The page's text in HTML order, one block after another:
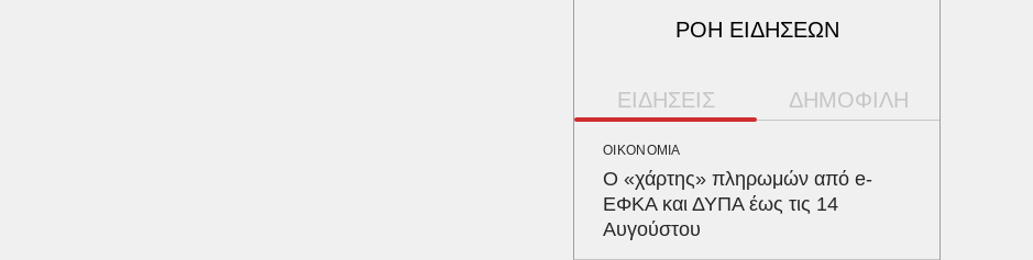
ΡΟΗ ΕΙΔΗΣΕΩΝ
ΕΙΔΗΣΕΙΣ ΔΗΜΟΦΙΛΗ
ΟΙΚΟΝΟΜΙΑ
Ο «χάρτης» πληρωμών από e-
ΕΦΚΑ και ΔΥΠΑ έως τις 14
Αυγούστου